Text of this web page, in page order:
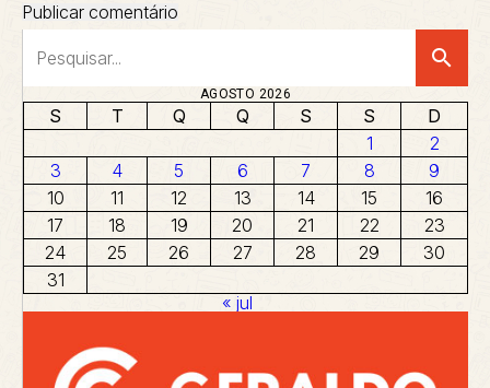
search
AGOSTO 2026
S T Q Q S S
D
1
2
3
4 5 6 7 8
9
10
11 12 13 14 15
16
17
18 19 20 21 22
23
24
25 26 27 28 29
30
31
« jul